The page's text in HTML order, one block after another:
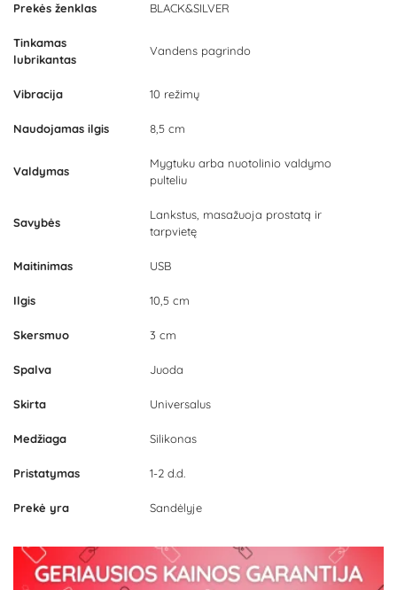
Prekės ženklas BLACK&SILVER
Tinkamas
lubrikantas
Vandens pagrindo
Vibracija 10 režimų
Naudojamas ilgis 8,5 cm
Valdymas
Mygtuku arba nuotolinio valdymo
pulteliu
Savybės
Lankstus, masažuoja prostatą ir
tarpvietę
Maitinimas USB
Ilgis 10,5 cm
Skersmuo 3 cm
Spalva Juoda
Skirta Universalus
Medžiaga Silikonas
Pristatymas 1-2 d.d.
Prekė yra Sandėlyje